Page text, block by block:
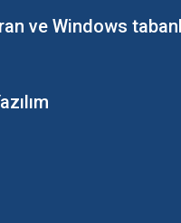
ve Windows